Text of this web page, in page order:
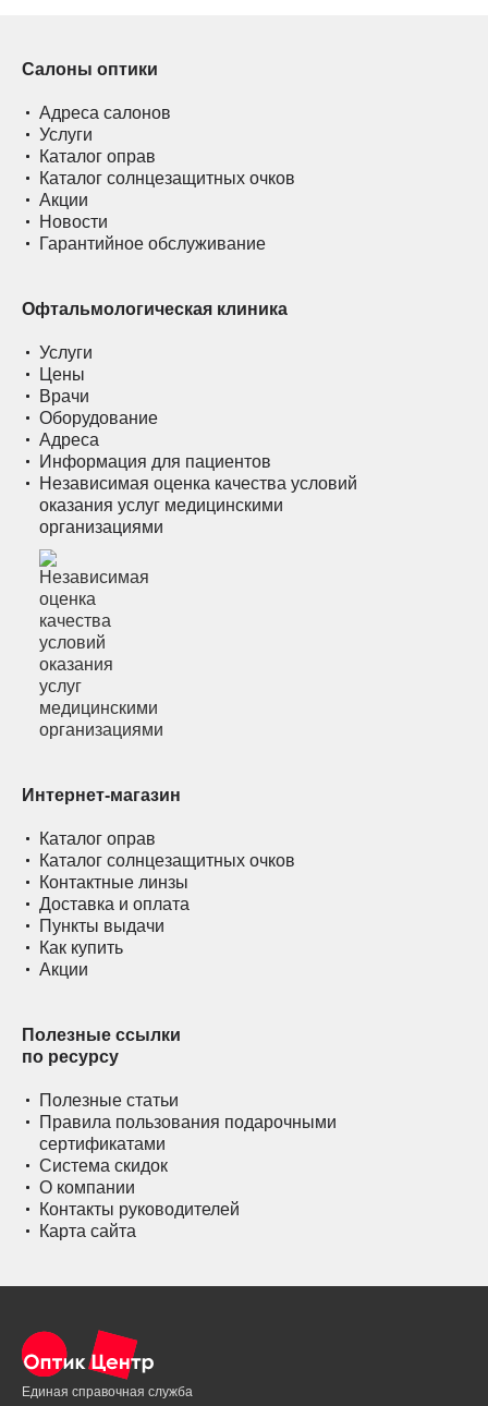
Салоны оптики
Адреса салонов
Услуги
Каталог оправ
Каталог солнцезащитных очков
Акции
Новости
Гарантийное обслуживание
Офтальмологическая клиника
Услуги
Цены
Врачи
Оборудование
Адреса
Информация для пациентов
Независимая оценка качества условий
оказания услуг медицинскими
организациями
Интернет-магазин
Каталог оправ
Каталог солнцезащитных очков
Контактные линзы
Доставка и оплата
Пункты выдачи
Как купить
Акции
Полезные ссылки
по ресурсу
Полезные статьи
Правила пользования подарочными
сертификатами
Система скидок
О компании
Контакты руководителей
Карта сайта
Единая справочная служба